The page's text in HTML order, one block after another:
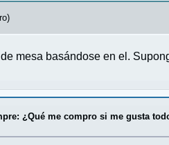
mesa basándose en el.
¿Qué me compro si me gusta